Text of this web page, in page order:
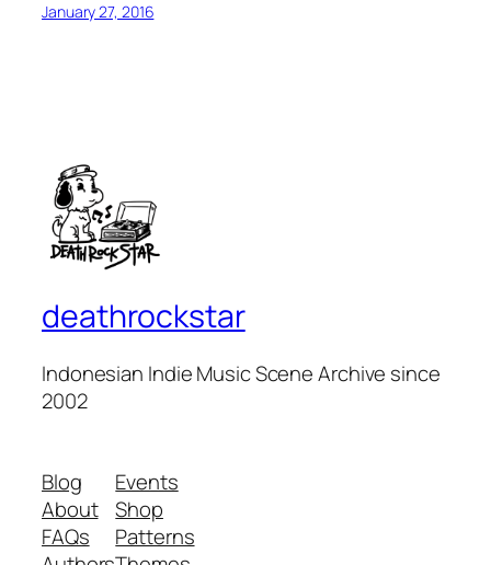
January 27, 2016
deathrockstar
Indonesian Indie Music Scene Archive since
2002
Blog
About
FAQs
Events
Shop
Patterns